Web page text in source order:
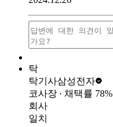
탁
탁기사삼성전자
코사장 ∙ 채택률 78%
회사
일치